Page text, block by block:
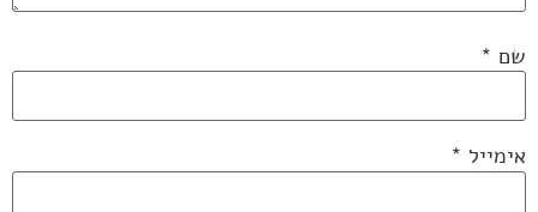
שם *
אימייל *